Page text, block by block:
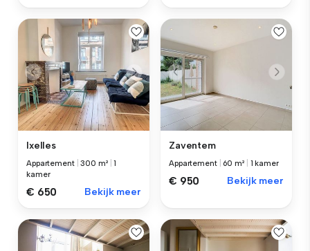
Ixelles
Appartement |300 m² |1
kamer
€ 650 Bekijk meer
Zaventem
Appartement 60 m² 1 kamer
€ 950 Bekijk meer